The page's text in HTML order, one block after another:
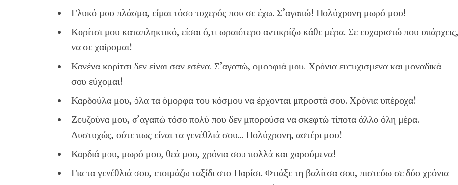
Γλυκό μου πλάσμα, είμαι τόσο τυχερός που σε έχω. Σ’αγαπώ! Πολύχρονη μωρό μου!
Κορίτσι μου καταπληκτικό, είσαι ό,τι ωραιότερο αντικρίζω κάθε μέρα. Σε ευχαριστώ που υπάρχεις,
να σε χαίρομαι!
Κανένα κορίτσι δεν είναι σαν εσένα. Σ’αγαπώ, ομορφιά μου. Χρόνια ευτυχισμένα και μοναδικά
σου εύχομαι!
Καρδούλα μου, όλα τα όμορφα του κόσμου να έρχονται μπροστά σου. Χρόνια υπέροχα!
Ζουζούνα μου, σ’αγαπώ τόσο πολύ που δεν μπορούσα να σκεφτώ τίποτα άλλο όλη μέρα.
Δυστυχώς, ούτε πως είναι τα γενέθλιά σου… Πολύχρονη, αστέρι μου!
Καρδιά μου, μωρό μου, θεά μου, χρόνια σου πολλά και χαρούμενα!
Για τα γενέθλιά σου, ετοιμάζω ταξίδι στο Παρίσι. Φτιάξε τη βαλίτσα σου, πιστεύω σε δύο χρόνια